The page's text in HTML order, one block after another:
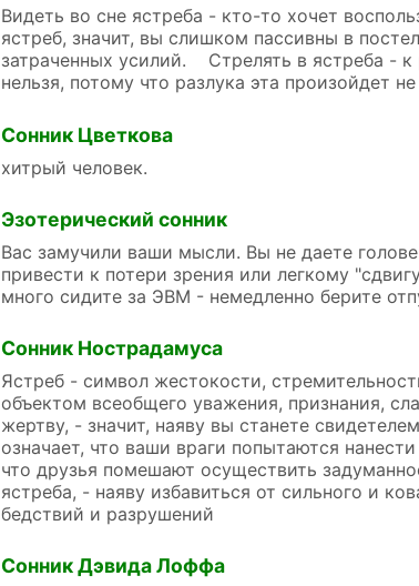
Видеть во сне ястреба - кто-то хочет
ястреб, значит, вы слишком пассивны в
затраченных усилий. Стрелять в ястреба -
нельзя, потому что разлука эта произойдет
Сонник Цветкова
хитрый человек.
Эзотерический сонник
Вас замучили ваши мысли. Вы не даете
привести к потери зрения или легкому
много сидите за ЭВМ - немедленно берите
Сонник Нострадамуса
Ястреб - символ жестокости,
объектом всеобщего уважения, признания,
жертву, - значит, наяву вы станете
означает, что ваши враги попытаются
что друзья помешают осуществить
ястреба, - наяву избавиться от сильного и
бедствий и разрушений
Сонник Дэвида Лоффа